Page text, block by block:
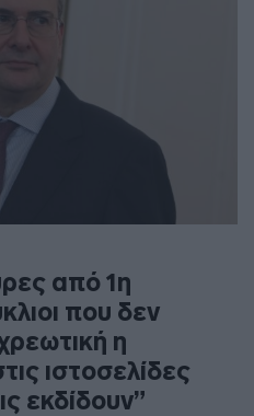
από 1η
που δεν
η
ιστοσελίδες
εκδίδουν”